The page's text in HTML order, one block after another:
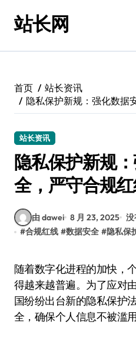
站长网
首页
站长资讯
隐私保护新规：强化数据
站长资讯
隐私保护新规
全，严守合规
由 dawei 8 月 23, 2025 没
#合规红线 #数据安全 #隐私保
随着数字化进程的加快，个人数据的收集和使用变
得越来越普遍。为了应对
国纷纷出台新的隐私保护
全，确保个人信息不被滥用